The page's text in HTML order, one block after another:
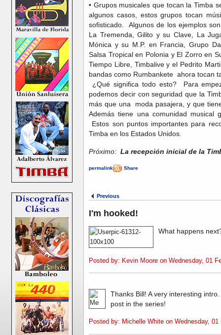
• Grupos musicales que tocan la Timba
algunos casos, estos grupos tocan
sofisticado. Algunos de los ejemplos
La Tremenda, Gilito y su Clave, La
Mónica y su M.P. en Francia, Grupo
Salsa Tropical en Polonia y El Zorro en
Tiempo Libre, Timbalive y el Pedrito
bandas como Rumbankete ahora tocan
¿Qué significa todo esto? Para
podemos decir con seguridad que la
más que una moda pasajera, y que
Además tiene una comunidad
Estos son puntos importantes para
Timba en los Estados Unidos.
Próximo: La recepción inicial de la
permalink | Share
Previous
I'm hooked!
What happens
Posted by: Kevin Moore on Wednesday, 01
Thanks Bill! A very interesting
post in the series!
Posted by: Michelle White on Wednesday,